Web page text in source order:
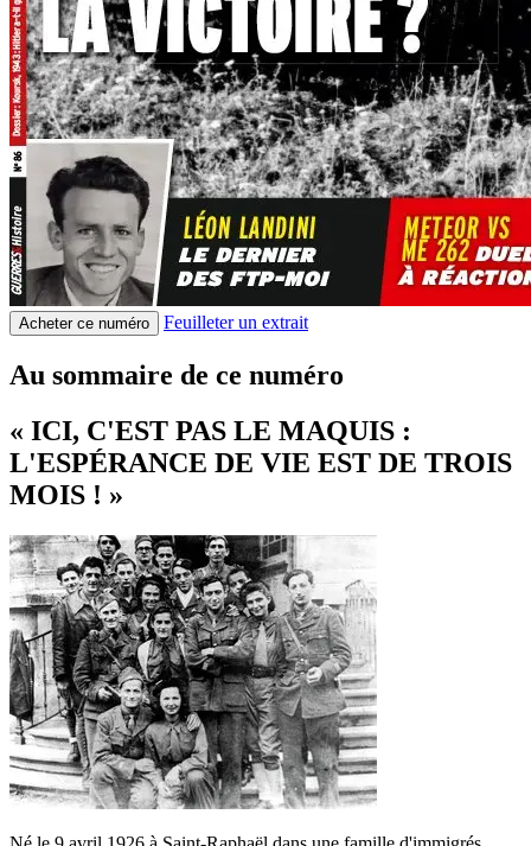
Acheter ce numéro Feuilleter un extrait
Au sommaire de ce numéro
« ICI, C'EST PAS LE MAQUIS :
L'ESPÉRANCE DE VIE EST DE TROIS
MOIS ! »